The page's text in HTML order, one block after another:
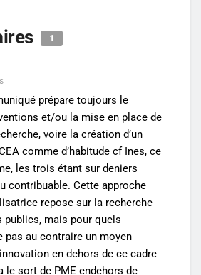
1
prépare toujours le
et/ou la mise en place de
voire la création d’un
comme d’habitude cf Ines, ce
les trois étant sur deniers
contribuable. Cette approche
repose sur la recherche
publics, mais pour quels
pas au contraire un moyen
en dehors de ce cadre
le sort de PME endehors de